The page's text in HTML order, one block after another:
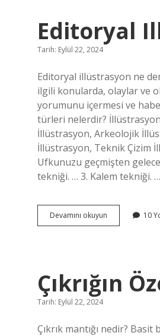
Yumuşak
Bilgi
Köşesi
Yazılar
Editoryal
Tarih: Eylül 22, 2024
Editoryal illüstrasyon ne
ilgili konularda, olaylar ve
yorumunu içermesi ve
türleri nelerdir?
İllüstrasyon, Arkeolojik
İllüstrasyon, Teknik Çizim
Ufkunuzu geçmişten
tekniği. … 3. Kalem tekniği.
Devamını okuyun Editoryal
Illüstrasyon
10
Çıkrığın
Tarih: Eylül 22, 2024
Çıkrık mantığı nedir?